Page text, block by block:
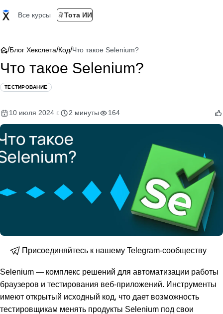
Все курсы Тота ИИ
/Блог Хекслета/Код/Что такое Selenium?
Что такое Selenium?
ТЕСТИРОВАНИЕ
10 июля 2024 г. 2 минуты 164
Присоединяйтесь к нашему Telegram-сообществу
Selenium — комплекс решений для автоматизации работы
браузеров и тестирования веб-приложений. Инструменты
имеют открытый исходный код, что дает возможность
тестировщикам менять продукты Selenium под свои